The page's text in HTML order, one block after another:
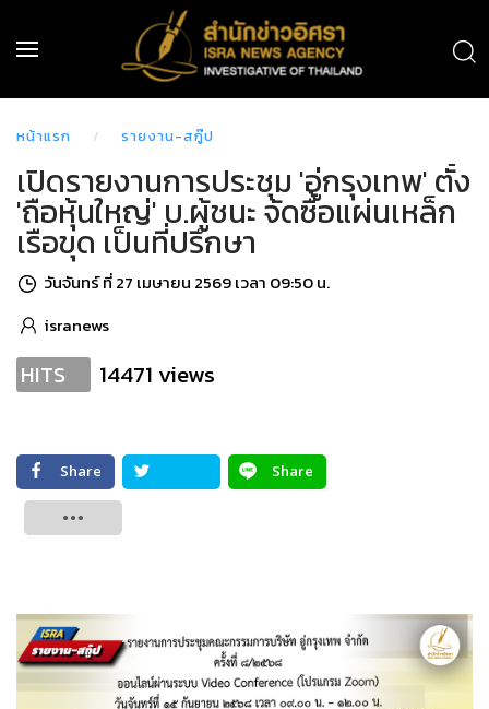
หน้าแรก รายงาน-สกู๊ป
เปิดรายงานการประชุม 'อู่กรุงเทพ' ตั้ง
'ถือหุ้นใหญ่' บ.ผู้ชนะ จัดซื้อแผ่นเหล็ก
เรือขุด เป็นที่ปรึกษา
วันจันทร์ ที่ 27 เมษายน 2569 เวลา 09:50 น.
isranews
HITS 14471 views
Share
Share